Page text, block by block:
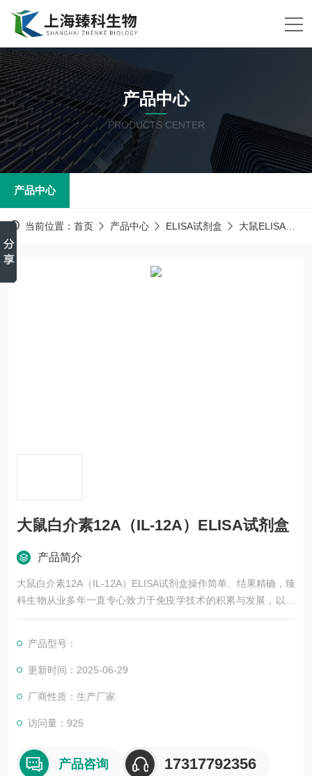
产品中心
PRODUCTS CENTER
产品中心
当前位置： 首页 产品中心 ELISA试剂盒 大鼠ELISA试剂盒
大鼠白介素12A（IL-12A）ELISA试剂盒
产品简介
大鼠白介素12A（IL-12A）ELISA试剂盒操作简单、结果精确，臻
科生物从业多年一直专心致力于免疫学技术的积累与发展，以其
优质的产品质量与专业的技术服务，赢得业内广大人士的认可。
系，共同努力合作共赢。
产品型号：
更新时间：2025-06-29
厂商性质：生产厂家
访问量：925
产品咨询 17317792356